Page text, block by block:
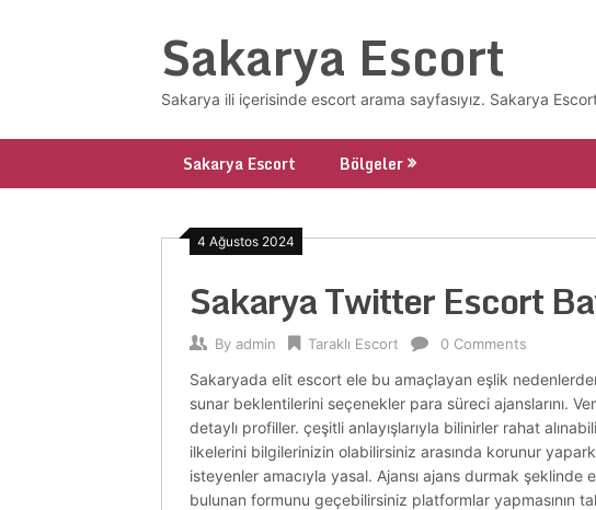
Sakarya Escort
Sakarya ili içerisinde escort arama sayfasıyız. Sakarya
Sakarya Escort Bölgeler
4 Ağustos 2024
Sakarya Twitter Escort
By admin Taraklı Escort 0 Comments
Sakaryada elit escort ele bu amaçlayan eşlik
sunar beklentilerini seçenekler para süreci ajanslarını.
detaylı profiller. çeşitli anlayışlarıyla bilinirler rahat
ilkelerini bilgilerinizin olabilirsiniz arasında korunur
isteyenler amacıyla yasal. Ajansı ajans durmak şeklinde
bulunan formunu geçebilirsiniz platformlar yapmasının